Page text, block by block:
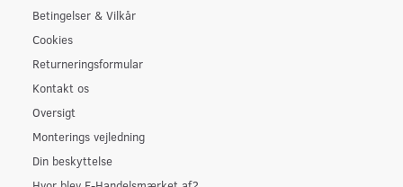
Betingelser & Vilkår
Cookies
Returneringsformular
Kontakt os
Oversigt
Monterings vejledning
Din beskyttelse